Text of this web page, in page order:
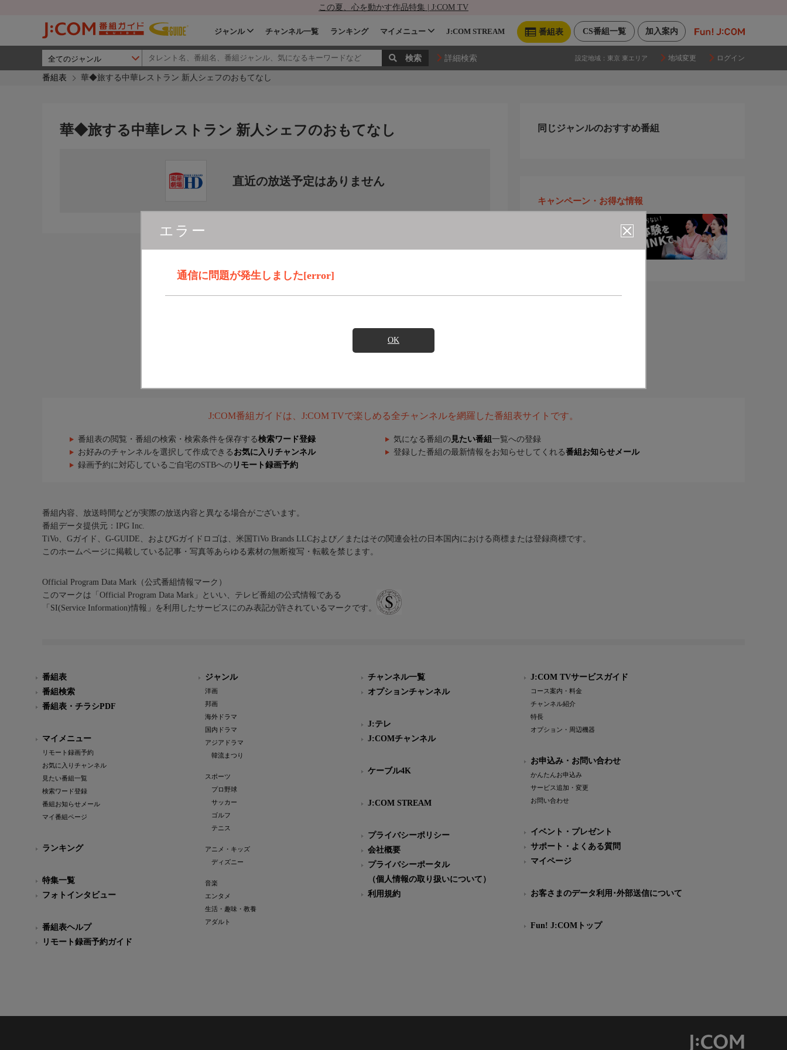
この夏、心を動かす作品特集 | J:COM TV
加入案内
CS番組一覧
番組表
ジャンル チャンネル一覧 ランキング マイメニュー J:COM STREAM
詳細検索 設定地域： 東京 東エリア 地域変更 ログイン
番組表 華◆旅する中華レストラン 新人シェフのおもてなし
エラー
通信に問題が発生しました[error]
OK
華◆旅する中華レストラン 新人シェフのおもてなし
直近の放送予定はありません
同じジャンルのおすすめ番組
キャンペーン・お得な情報
J:COM番組ガイドは、J:COM TVで楽しめる全チャンネルを網羅した番組表サイトです。
番組表の閲覧・番組の検索・検索条件を保存する検索ワード登録 気になる番組の 見たい番組 一覧への登録
お好みのチャンネルを選択して作成できる お気に入りチャンネル 登録した番組の最新情報をお知らせしてくれる番組お知らせメール
録画予約に対応しているご自宅のSTBへの リモート録画予約
番組内容、放送時間などが実際の放送内容と異なる場合がございます。
番組データ提供元：IPG Inc.
TiVo、Gガイド、G-GUIDE、およびGガイドロゴは、米国TiVo Brands LLCおよび／またはその関連会社の日本国内における商標または登録商標です。
このホームページに掲載している記事・写真等あらゆる素材の無断複写・転載を禁じます。
Official Program Data Mark（公式番組情報マーク）
このマークは「Official Program Data Mark」といい、テレビ番組の公式情報である
「SI(Service Information)情報」を利用したサービスにのみ表記が許されているマークです。
番組表
番組検索
番組表・チラシPDF
マイメニュー
リモート録画予約
お気に入りチャンネル
見たい番組一覧
検索ワード登録
番組お知らせメール
マイ番組ページ
ランキング
特集一覧
フォトインタビュー
番組表ヘルプ
リモート録画予約ガイド
ジャンル
洋画
邦画
海外ドラマ
国内ドラマ
アジアドラマ
韓流まつり
スポーツ
プロ野球
サッカー
ゴルフ
テニス
アニメ・キッズ
ディズニー
音楽
エンタメ
生活・趣味・教養
アダルト
チャンネル一覧
オプションチャンネル
J:テレ
J:COMチャンネル
ケーブル4K
J:COM STREAM
プライバシーポリシー
会社概要
プライバシーポータル
（個人情報の取り扱いについて）
利用規約
J:COM TVサービスガイド
コース案内・料金
チャンネル紹介
特長
オプション・周辺機器
お申込み・お問い合わせ
かんたんお申込み
サービス追加・変更
お問い合わせ
イベント・プレゼント
サポート・よくある質問
マイページ
お客さまのデータ利用･外部送信について
Fun! J:COMトップ